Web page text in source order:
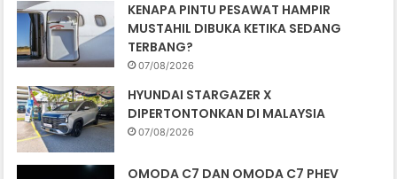
KENAPA PINTU PESAWAT HAMPIR
MUSTAHIL DIBUKA KETIKA SEDANG
TERBANG?
07/08/2026
HYUNDAI STARGAZER X
DIPERTONTONKAN DI MALAYSIA
07/08/2026
OMODA C7 DAN OMODA C7 PHEV